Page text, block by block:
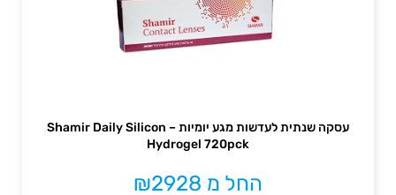
עסקה שנתית לעדשות מגע יומיות – Shamir Daily Silicon
Hydrogel 720pck
החל מ ₪2928